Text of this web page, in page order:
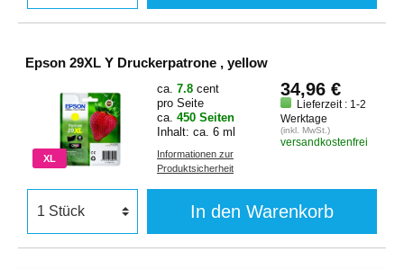
Epson 29XL Y Druckerpatrone , yellow
XL
ca. 7.8 cent
pro Seite
ca. 450 Seiten
Inhalt: ca. 6 ml
Informationen zur
Produktsicherheit
34,96 €
Lieferzeit : 1-2
Werktage
(inkl. MwSt.)
versandkostenfrei
In den Warenkorb